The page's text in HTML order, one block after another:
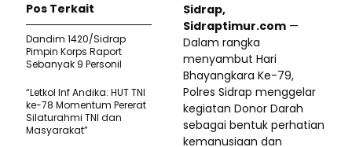
Sidrap,
Sidraptimur.com —
Dalam rangka
menyambut Hari
Bhayangkara Ke-79,
Polres Sidrap menggelar
kegiatan Donor Darah
sebagai bentuk perhatian
kemanusiaan dan
Pos Terkait
Dandim 1420/Sidrap
Pimpin Korps Raport
Sebanyak 9 Personil
“Letkol Inf Andika: HUT TNI
ke-78 Momentum Pererat
Silaturahmi TNI dan
Masyarakat”